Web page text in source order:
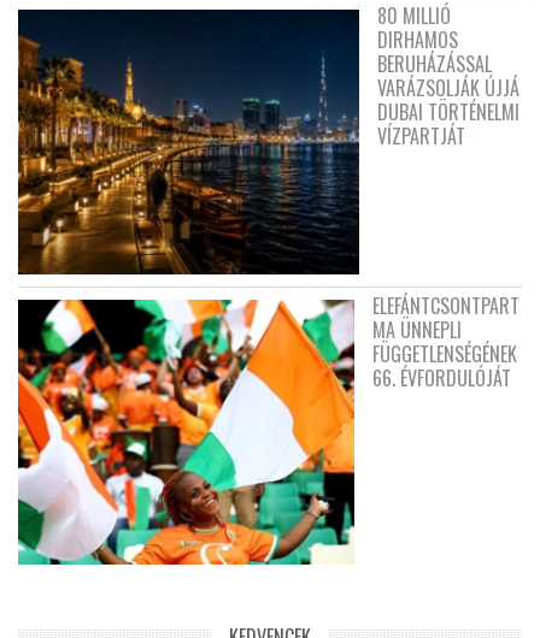
80 MILLIÓ
DIRHAMOS
BERUHÁZÁSSAL
VARÁZSOLJÁK ÚJJÁ
DUBAI TÖRTÉNELMI
VÍZPARTJÁT
ELEFÁNTCSONTPART
MA ÜNNEPLI
FÜGGETLENSÉGÉNEK
66. ÉVFORDULÓJÁT